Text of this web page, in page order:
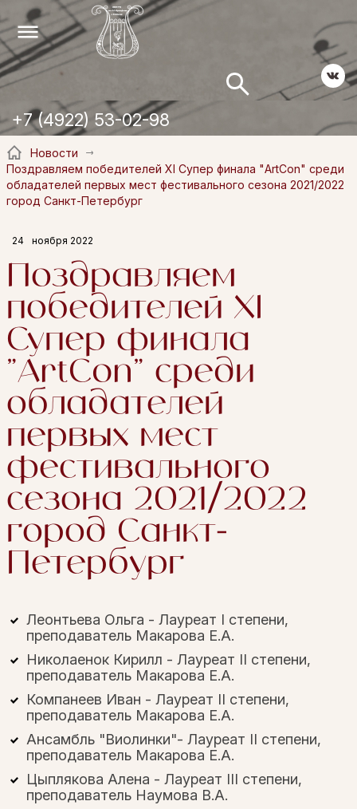
+7 (4922) 53-02-98
Новости
Поздравляем победителей XI Супер финала "ArtCon" среди
обладателей первых мест фестивального сезона 2021/2022
город Санкт-Петербург
24 ноября 2022
Поздравляем
победителей XI
Супер финала
"ArtCon" среди
обладателей
первых мест
фестивального
сезона 2021/2022
город Санкт-
Петербург
Леонтьева Ольга - Лауреат I степени,
преподаватель Макарова Е.А.
Николаенок Кирилл - Лауреат II степени,
преподаватель Макарова Е.А.
Компанеев Иван - Лауреат II степени,
преподаватель Макарова Е.А.
Ансамбль "Виолинки"- Лауреат II степени,
преподаватель Макарова Е.А.
Цыплякова Алена - Лауреат III степени,
преподаватель Наумова В.А.